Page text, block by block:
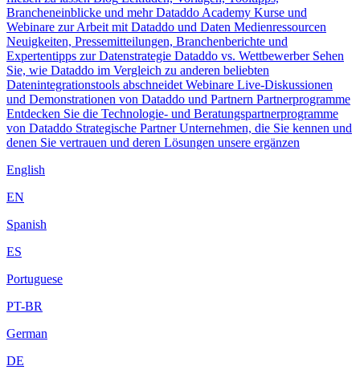
Brancheneinblicke und mehr Dataddo Academy Kurse und
Webinare zur Arbeit mit Dataddo und Daten Medienressourcen
Neuigkeiten, Pressemitteilungen, Branchenberichte und
Expertentipps zur Datenstrategie Dataddo vs. Wettbewerber Sehen
Sie, wie Dataddo im Vergleich zu anderen beliebten
Datenintegrationstools abschneidet Webinare Live-Diskussionen
und Demonstrationen von Dataddo und Partnern Partnerprogramme
Entdecken Sie die Technologie- und Beratungspartnerprogramme
von Dataddo Strategische Partner Unternehmen, die Sie kennen und
denen Sie vertrauen und deren Lösungen unsere ergänzen
English
EN
Spanish
ES
Portuguese
PT-BR
German
DE